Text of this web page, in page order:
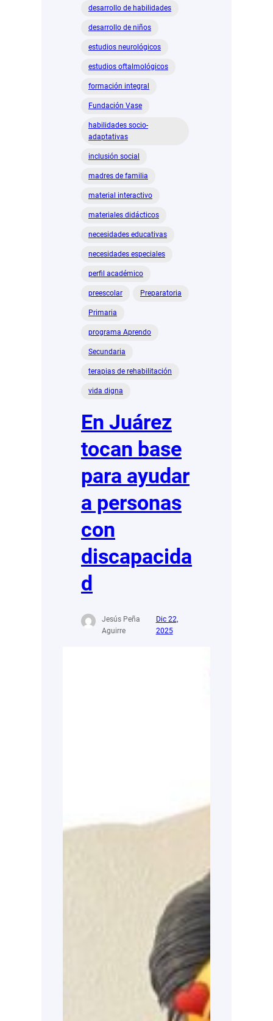
desarrollo de habilidades
desarrollo de niños
estudios neurológicos
estudios oftalmológicos
formación integral
Fundación Vase
habilidades socio-
adaptativas
inclusión social
madres de familia
material interactivo
materiales didácticos
necesidades educativas
necesidades especiales
perfil académico
preescolar Preparatoria
Primaria
programa Aprendo
Secundaria
terapias de rehabilitación
vida digna
En Juárez
tocan base
para ayudar
a personas
con
discapacida
d
Jesús Peña
Aguirre
Dic 22,
2025